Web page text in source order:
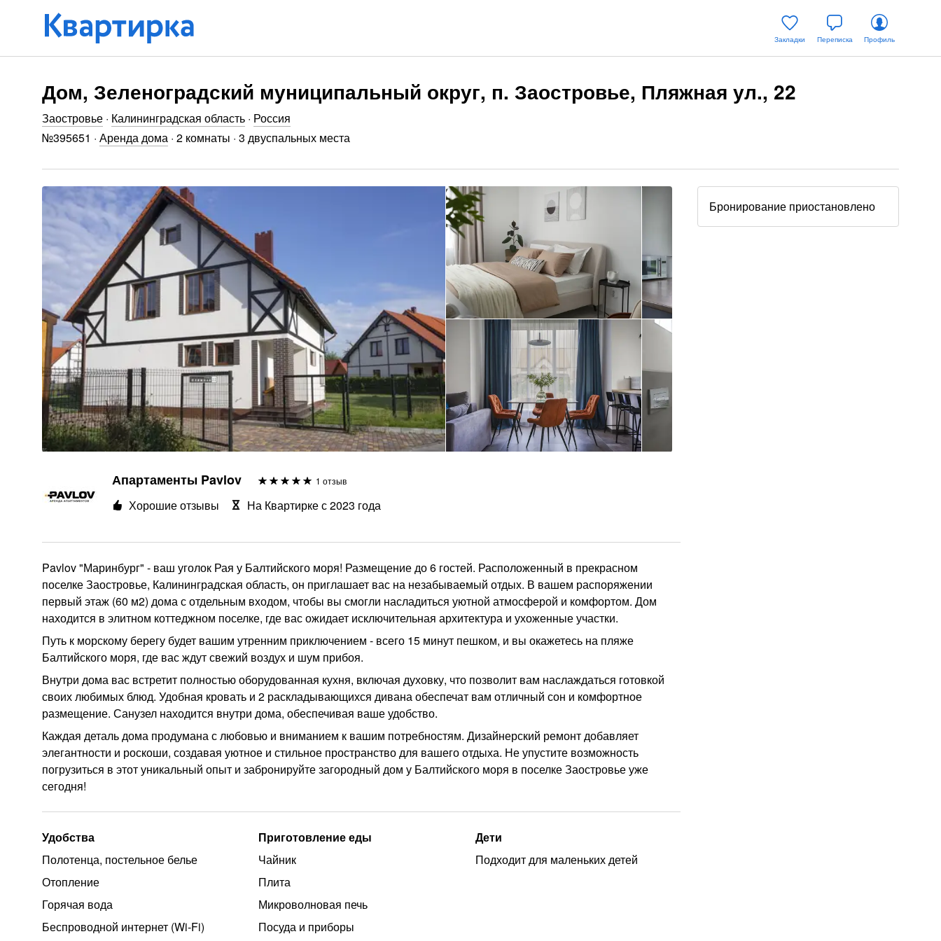
Закладки Переписка Профиль
Дом, Зеленоградский муниципальный округ, п. Заостровье, Пляжная ул., 22
Заостровье · Калининградская область · Россия
№395651 · Аренда дома · 2 комнаты · 3 двуспальных места
Бронирование приостановлено
Апартаменты Pavlov 1 отзыв
Хорошие отзывы На Квартирке с 2023 года
Pavlov "Маринбург" - ваш уголок Рая у Балтийского моря! Размещение до 6 гостей. Расположенный в прекрасном
поселке Заостровье, Калининградская область, он приглашает вас на незабываемый отдых. В вашем распоряжении
первый этаж (60 м2) дома с отдельным входом, чтобы вы смогли насладиться уютной атмосферой и комфортом. Дом
находится в элитном коттеджном поселке, где вас ожидает исключительная архитектура и ухоженные участки.
Путь к морскому берегу будет вашим утренним приключением - всего 15 минут пешком, и вы окажетесь на пляже
Балтийского моря, где вас ждут свежий воздух и шум прибоя.
Внутри дома вас встретит полностью оборудованная кухня, включая духовку, что позволит вам наслаждаться готовкой
своих любимых блюд. Удобная кровать и 2 раскладывающихся дивана обеспечат вам отличный сон и комфортное
размещение. Санузел находится внутри дома, обеспечивая ваше удобство.
Каждая деталь дома продумана с любовью и вниманием к вашим потребностям. Дизайнерский ремонт добавляет
элегантности и роскоши, создавая уютное и стильное пространство для вашего отдыха. Не упустите возможность
погрузиться в этот уникальный опыт и забронируйте загородный дом у Балтийского моря в поселке Заостровье уже
сегодня!
Удобства
Полотенца, постельное белье
Отопление
Горячая вода
Беспроводной интернет (Wi‑Fi)
Приготовление еды
Чайник
Плита
Микроволновая печь
Посуда и приборы
Дети
Подходит для маленьких детей